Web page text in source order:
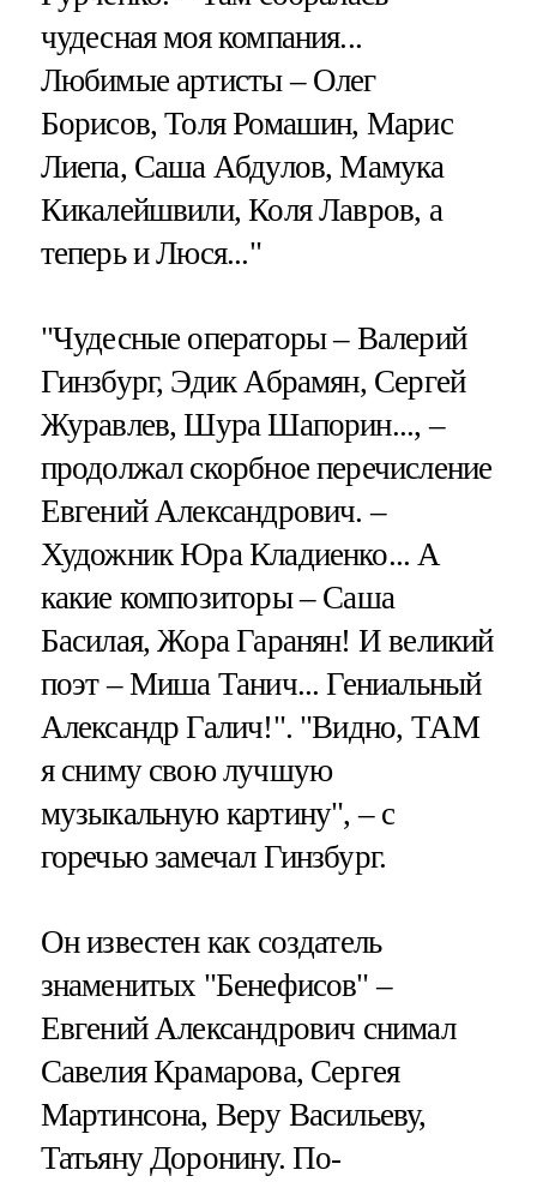
чудесная моя компания...
Любимые артисты – Олег
Борисов, Толя Ромашин, Марис
Лиепа, Саша Абдулов, Мамука
Кикалейшвили, Коля Лавров, а
теперь и Люся..."
"Чудесные операторы – Валерий
Гинзбург, Эдик Абрамян, Сергей
Журавлев, Шура Шапорин..., –
продолжал скорбное перечисление
Евгений Александрович. –
Художник Юра Кладиенко... А
какие композиторы – Саша
Басилая, Жора Гаранян! И великий
поэт – Миша Танич... Гениальный
Александр Галич!". "Видно, ТАМ
я сниму свою лучшую
музыкальную картину", – с
горечью замечал Гинзбург.
Он известен как создатель
знаменитых "Бенефисов" –
Евгений Александрович снимал
Савелия Крамарова, Сергея
Мартинсона, Веру Васильеву,
Татьяну Доронину. По-